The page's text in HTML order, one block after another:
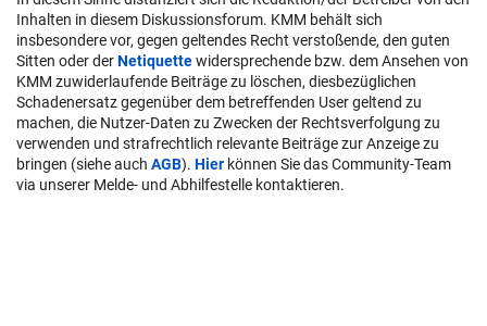
Inhalten in diesem Diskussionsforum. KMM behält sich
insbesondere vor, gegen geltendes Recht verstoßende, den guten
Sitten oder derNetiquettewidersprechende bzw. dem Ansehen von
KMM zuwiderlaufende Beiträge zu löschen, diesbezüglichen
Schadenersatz gegenüber dem betreffenden User geltend zu
machen, die Nutzer-Daten zu Zwecken der Rechtsverfolgung zu
verwenden und strafrechtlich relevante Beiträge zur Anzeige zu
bringen (siehe auch AGB). Hier können Sie das Community-Team
via unserer Melde- und Abhilfestelle kontaktieren.